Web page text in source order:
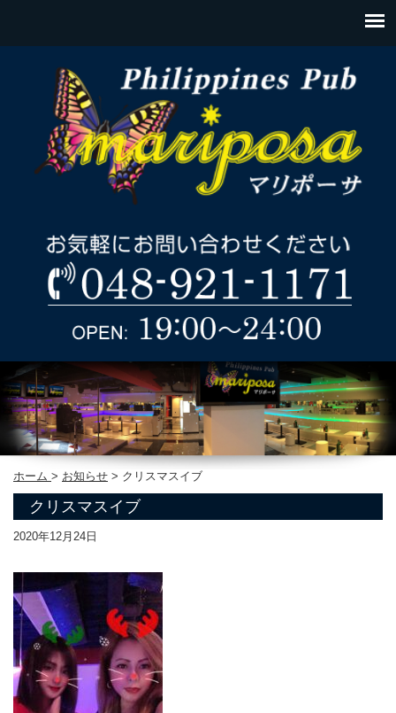
ホーム > お知らせ > クリスマスイブ
クリスマスイブ
2020年12月24日